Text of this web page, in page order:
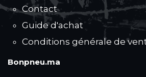
Contact
Guide d'achat
Conditions générale de
Bonpneu.ma